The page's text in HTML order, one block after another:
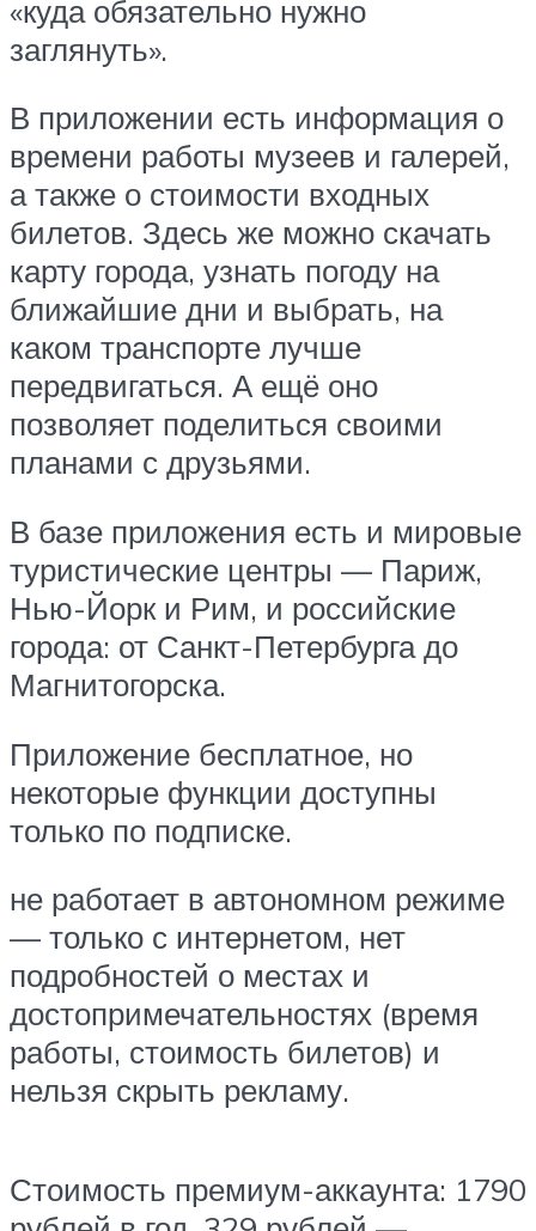
«куда обязательно нужно
заглянуть».
В приложении есть информация о
времени работы музеев и галерей,
а также о стоимости входных
билетов. Здесь же можно скачать
карту города, узнать погоду на
ближайшие дни и выбрать, на
каком транспорте лучше
передвигаться. А ещё оно
позволяет поделиться своими
планами с друзьями.
В базе приложения есть и мировые
туристические центры — Париж,
Нью-Йорк и Рим, и российские
города: от Санкт-Петербурга до
Магнитогорска.
Приложение бесплатное, но
некоторые функции доступны
только по подписке.
не работает в автономном режиме
— только с интернетом, нет
подробностей о местах и
достопримечательностях (время
работы, стоимость билетов) и
нельзя скрыть рекламу.
Стоимость премиум-аккаунта: 1790